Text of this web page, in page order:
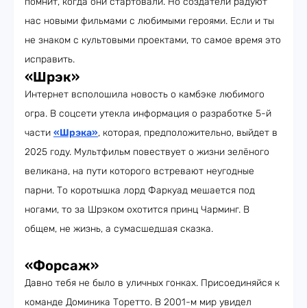
нас новыми фильмами с любимыми героями. Если и ты
не знаком с культовыми проектами, то самое время это
исправить.
«Шрэк»
Интернет всполошила новость о камбэке любимого
огра. В соцсети утекла информация о разработке 5-й
части «Шрэка», которая, предположительно, выйдет в
2025 году. Мультфильм повествует о жизни зелёного
великана, на пути которого встревают неугодные
парни. То коротышка лорд Фаркуад мешается под
ногами, то за Шрэком охотится принц Чарминг. В
общем, не жизнь, а сумасшедшая сказка.
«Форсаж»
Давно тебя не было в уличных гонках. Присоединяйся к
команде Доминика Торетто. В 2001-м мир увидел